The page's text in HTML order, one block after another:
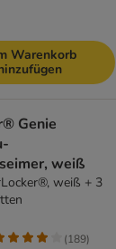
Warenkorb
Genie
weiß
weiß + 3
(189)